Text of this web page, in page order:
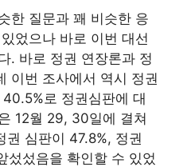
한 질문과 꽤 비슷한 응
었으나 바로 이번 대선
. 바로 정권 연장론과 정
이번 조사에서 역시 정권
로 정권심판에 대
12월 29, 30일에 결쳐
권 심판이 47.8%, 정권
섰섰음을 확인할 수 있었